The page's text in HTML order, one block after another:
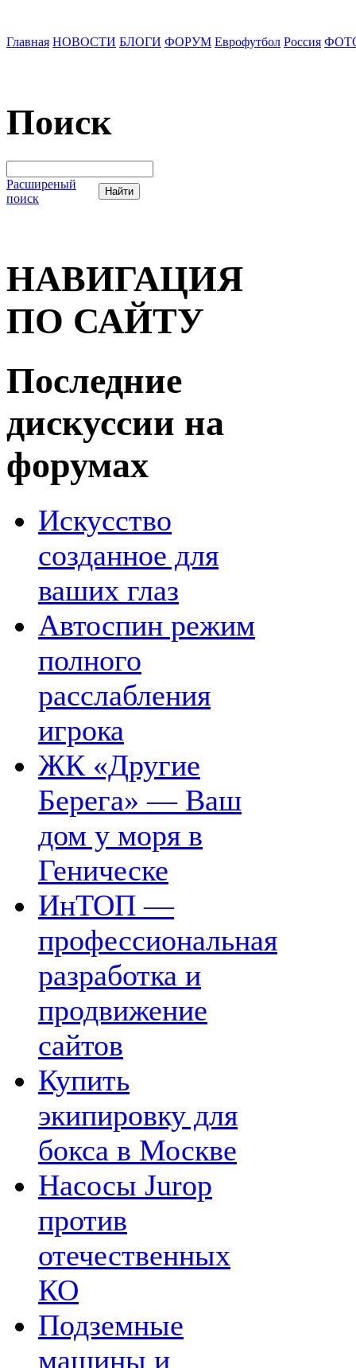
Главная НОВОСТИ БЛОГИ ФОРУМ Еврофутбол Россия
Поиск
Расширеный
поиск
НАВИГАЦИЯ
ПО САЙТУ
Последние
дискуссии на
форумах
Искусство
созданное для
ваших глаз
Автоспин режим
полного
расслабления
игрока
ЖК «Другие
Берега» — Ваш
дом у моря в
Геническе
ИнТОП —
профессиональная
разработка и
продвижение
сайтов
Купить
экипировку для
бокса в Москве
Насосы Jurop
против
отечественных
КО
Подземные
машины и